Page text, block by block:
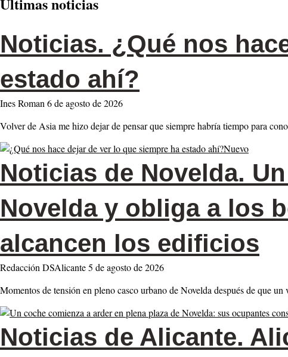
Noticias. ¿Qué nos
estado ahí?
Ines Roman 6 de agosto de 2026
Volver de Asia me hizo dejar de pensar que siempre habría tiempo para
Nuevo
Noticias de Novelda.
Novelda y obliga a los
alcancen los edificios
Redacción DSAlicante5 de agosto de 2026
Momentos de tensión en pleno casco urbano de Novelda después de que
Noticias de Alicante.